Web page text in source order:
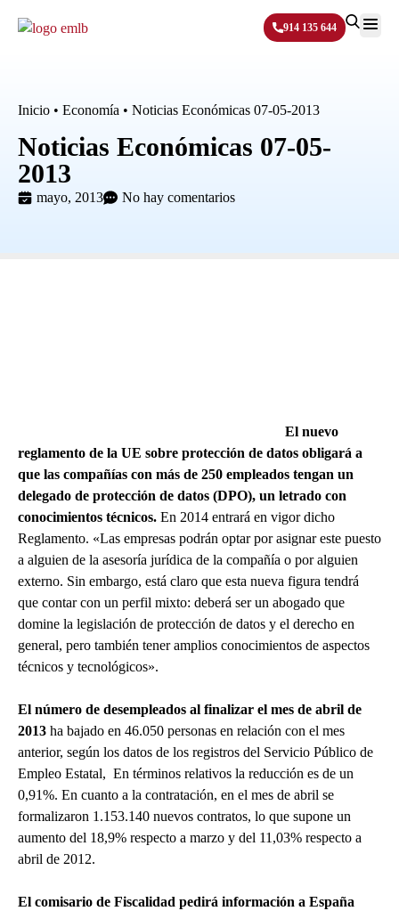
914 135 644
Inicio • Economía • Noticias Económicas 07-05-2013
Noticias Económicas 07-05-
2013
mayo, 2013 No hay comentarios
El nuevo
reglamento de la UE sobre protección de datos obligará a
que las compañías con más de 250 empleados tengan un
delegado de protección de datos (DPO), un letrado con
conocimientos técnicos. En 2014 entrará en vigor dicho
Reglamento. «Las empresas podrán optar por asignar este puesto
a alguien de la asesoría jurídica de la compañía o por alguien
externo. Sin embargo, está claro que esta nueva figura tendrá
que contar con un perfil mixto: deberá ser un abogado que
domine la legislación de protección de datos y el derecho en
general, pero también tener amplios conocimientos de aspectos
técnicos y tecnológicos».
El número de desempleados al finalizar el mes de abril de
2013 ha bajado en 46.050 personas en relación con el mes
anterior, según los datos de los registros del Servicio Público de
Empleo Estatal, En términos relativos la reducción es de un
0,91%. En cuanto a la contratación, en el mes de abril se
formalizaron 1.153.140 nuevos contratos, lo que supone un
aumento del 18,9% respecto a marzo y del 11,03% respecto a
abril de 2012.
El comisario de Fiscalidad pedirá información a España